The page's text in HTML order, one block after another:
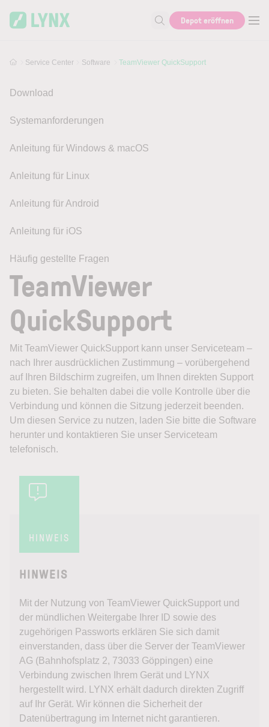
Suche nach Hilfe oder Info
Depot eröffnen
Service Center Software TeamViewer QuickSupport
Download
Systemanforderungen
Anleitung für Windows & macOS
Anleitung für Linux
Anleitung für Android
Anleitung für iOS
Häufig gestellte Fragen
TeamViewer
QuickSupport
Mit TeamViewer QuickSupport kann unser Serviceteam –
nach Ihrer ausdrücklichen Zustimmung – vorübergehend
auf Ihren Bildschirm zugreifen, um Ihnen direkten Support
zu bieten. Sie behalten dabei die volle Kontrolle über die
Verbindung und können die Sitzung jederzeit beenden.
Um diesen Service zu nutzen, laden Sie bitte die Software
herunter und kontaktieren Sie unser Serviceteam
telefonisch.
HINWEIS
HINWEIS
Mit der Nutzung von TeamViewer QuickSupport und
der mündlichen Weitergabe Ihrer ID sowie des
zugehörigen Passworts erklären Sie sich damit
einverstanden, dass über die Server der TeamViewer
AG (Bahnhofsplatz 2, 73033 Göppingen) eine
Verbindung zwischen Ihrem Gerät und LYNX
hergestellt wird. LYNX erhält dadurch direkten Zugriff
auf Ihr Gerät. Wir können die Sicherheit der
Datenübertragung im Internet nicht garantieren.